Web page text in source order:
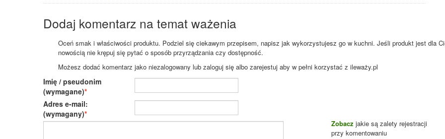
Dodaj komentarz na temat ważenia
Oceń smak i właściwości produktu. Podziel się ciekawym przepisem, napisz jak wykorzystujesz go w kuchni. Jeśli produkt jest dla
nowością nie krępuj się pytać o sposób przyrządzania czy dostępność.
Możesz dodać komentarz jako niezalogowany lub zaloguj się albo zarejestuj aby w pełni korzystać z ileważy.pl
Imię / pseudonim
(wymagane)
Adres e-mail:
(wymagany)
Zobacz jakie są zalety rejestracji
przy komentowaniu